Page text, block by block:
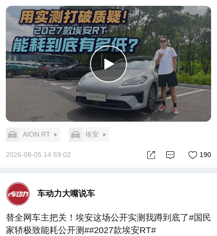
AION RT 埃安
2026-08-05 14:59:02 190
车动力大嘴说车
替全网车主把关！埃安这场公开实测我蹲到底了#国民
家轿极致能耗公开测##2027款埃安RT#